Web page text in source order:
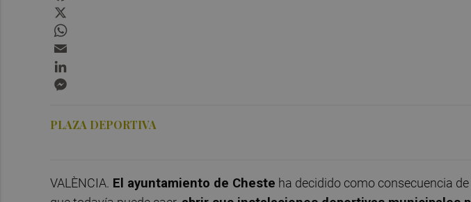
PLAZA DEPORTIVA
VALÈNCIA. El ayuntamiento de Cheste ha decidido como consecuencia